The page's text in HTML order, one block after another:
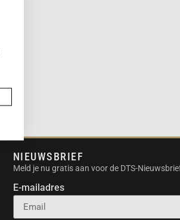
NIEUWSBRIEF
Meld je nu gratis aan voor de DTS-
E-mailadres